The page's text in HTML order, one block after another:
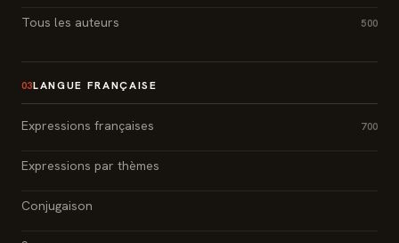
Tous les auteurs 500
03LANGUE FRANÇAISE
Expressions françaises 700
Expressions par thèmes
Conjugaison